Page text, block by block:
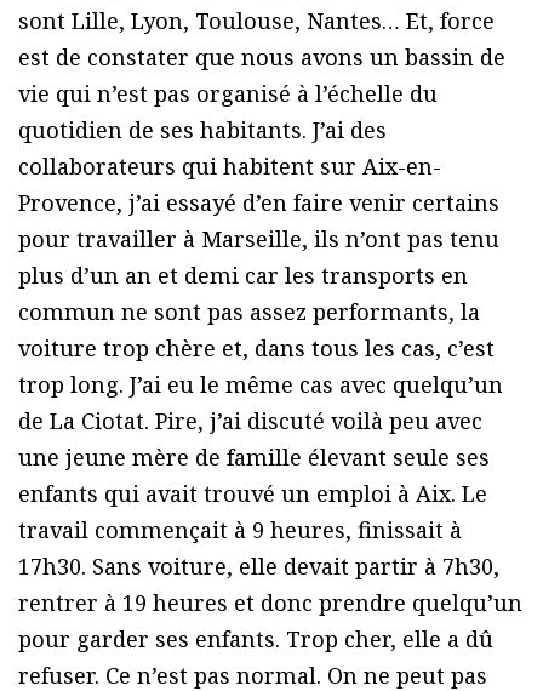
sont Lille, Lyon, Toulouse, Nantes… Et, force
est de constater que nous avons un bassin de
vie qui n’est pas organisé à l’échelle du
quotidien de ses habitants. J’ai des
collaborateurs qui habitent sur Aix-en-
Provence, j’ai essayé d’en faire venir certains
pour travailler à Marseille, ils n’ont pas tenu
plus d’un an et demi car les transports en
commun ne sont pas assez performants, la
voiture trop chère et, dans tous les cas, c’est
trop long. J’ai eu le même cas avec quelqu’un
de La Ciotat. Pire, j’ai discuté voilà peu avec
une jeune mère de famille élevant seule ses
enfants qui avait trouvé un emploi à Aix. Le
travail commençait à 9 heures, finissait à
17h30. Sans voiture, elle devait partir à 7h30,
rentrer à 19 heures et donc prendre quelqu’un
pour garder ses enfants. Trop cher, elle a dû
refuser. Ce n’est pas normal. On ne peut pas